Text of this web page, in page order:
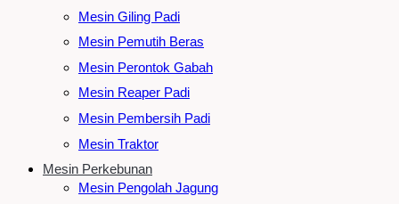
Mesin Giling Padi
Mesin Pemutih Beras
Mesin Perontok Gabah
Mesin Reaper Padi
Mesin Pembersih Padi
Mesin Traktor
Mesin Perkebunan
Mesin Pengolah Jagung